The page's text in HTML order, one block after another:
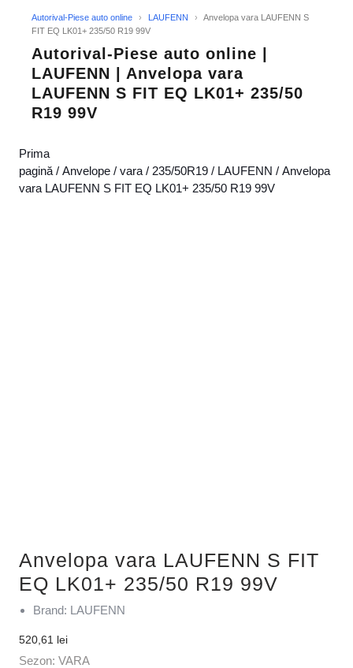
Autorival-Piese auto online › LAUFENN ›
Anvelopa vara LAUFENN S
FIT EQ LK01+ 235/50 R19 99V
Autorival-Piese auto online |
LAUFENN | Anvelopa vara
LAUFENN S FIT EQ LK01+ 235/50
R19 99V
Prima
pagină / Anvelope / vara / 235/50R19 / LAUFENN / Anvelopa
vara LAUFENN S FIT EQ LK01+ 235/50 R19 99V
Anvelopa vara LAUFENN S FIT
EQ LK01+ 235/50 R19 99V
Brand: LAUFENN
520,61 lei
Sezon: VARA